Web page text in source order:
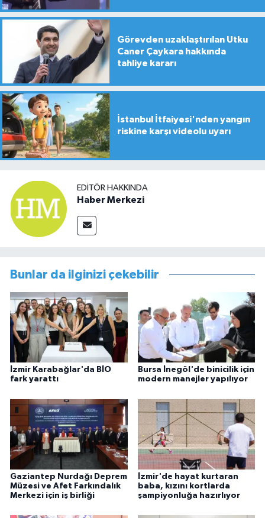
Görevden uzaklaştırılan Utku
Caner Çaykara hakkında
tahliye kararı
İstanbul İtfaiyesi'nden yangın
riskine karşı videolu uyarı
EDITÖR HAKKINDA
Haber Merkezi
Bunlar da ilginizi çekebilir
İzmir Karabağlar'da BİO
fark yarattı
Bursa İnegöl'de binicilik için
modern manejler yapılıyor
Gaziantep Nurdağı Deprem
Müzesi ve Afet Farkındalık
Merkezi için iş birliği
İzmir'de hayat kurtaran
baba, kızını kortlarda
şampiyonluğa hazırlıyor